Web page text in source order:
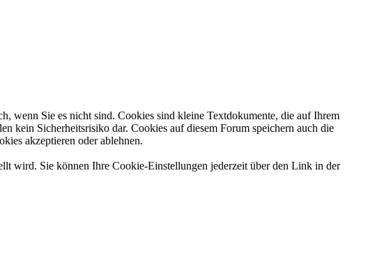
wenn Sie es nicht sind. Cookies sind kleine Textdokumente, die auf Ihrem
kein Sicherheitsrisiko dar. Cookies auf diesem Forum speichern auch die
akzeptieren oder ablehnen.
wird. Sie können Ihre Cookie-Einstellungen jederzeit über den Link in der